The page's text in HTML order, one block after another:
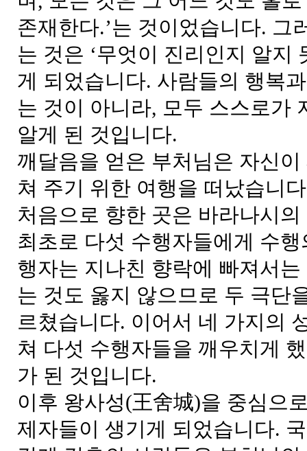
존재한다.’는 것이었습니다. 그
는 것은 ‘무엇이 진리인지 알지
게 되었습니다. 사람들의 행복
는 것이 아니라, 모두 스스로가
알게 된 것입니다.
깨달음을 얻은 부처님은 자신
쳐 주기 위한 여행을 떠났습니
처음으로 향한 곳은 바라나시
최초로 다섯 수행자들에게 수
행자는 지나친 향락에 빠져서
는 것도 옳지 않으므로 두 극단
르쳤습니다. 이어서 네 가지의
쳐 다섯 수행자들을 깨우치게
가 된 것입니다.
이후 왕사성(王舍城)을 중심으
제자들이 생기게 되었습니다.